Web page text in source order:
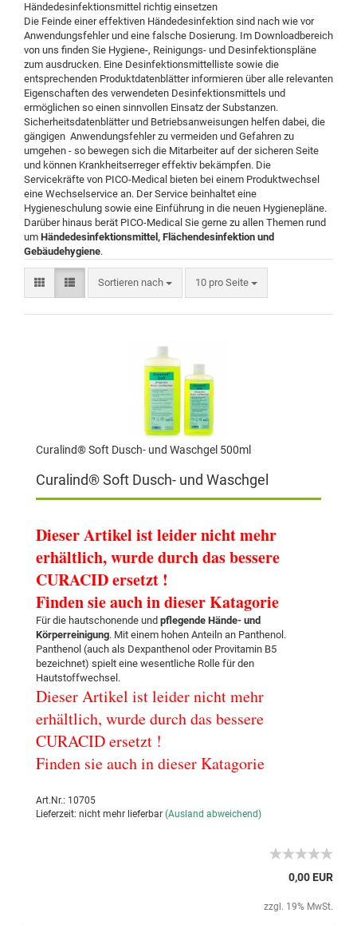
Händedesinfektionsmittel richtig einsetzen
Die Feinde einer effektiven Händedesinfektion sind nach wie vor
Anwendungsfehler und eine falsche Dosierung. Im Downloadbereich
von uns finden Sie Hygiene-, Reinigungs- und Desinfektionspläne
zum ausdrucken. Eine Desinfektionsmittelliste sowie die
entsprechenden Produktdatenblätter informieren über alle relevanten
Eigenschaften des verwendeten Desinfektionsmittels und
ermöglichen so einen sinnvollen Einsatz der Substanzen.
Sicherheitsdatenblätter und Betriebsanweisungen helfen dabei, die
gängigen Anwendungsfehler zu vermeiden und Gefahren zu
umgehen - so bewegen sich die Mitarbeiter auf der sicheren Seite
und können Krankheitserreger effektiv bekämpfen. Die
Servicekräfte von PICO-Medical bieten bei einem Produktwechsel
eine Wechselservice an. Der Service beinhaltet eine
Hygieneschulung sowie eine Einführung in die neuen Hygienepläne.
Darüber hinaus berät PICO-Medical Sie gerne zu allen Themen rund
um Händedesinfektionsmittel, Flächendesinfektion und
Gebäudehygiene.
Sortieren nach 10 pro Seite
Curalind® Soft Dusch- und Waschgel 500ml
Curalind® Soft Dusch- und Waschgel
Dieser Artikel ist leider nicht mehr
erhältlich, wurde durch das bessere
CURACID ersetzt !
Finden sie auch in dieser Katagorie
Für die hautschonende und pflegende Hände- und
Körperreinigung. Mit einem hohen Anteiln an Panthenol.
Panthenol (auch als Dexpanthenol oder Provitamin B5
bezeichnet) spielt eine wesentliche Rolle für den
Hautstoffwechsel.
Dieser Artikel ist leider nicht mehr
erhältlich, wurde durch das bessere
CURACID ersetzt !
Finden sie auch in dieser Katagorie
Art.Nr.: 10705
Lieferzeit: nicht mehr lieferbar (Ausland abweichend)
0,00 EUR
zzgl. 19% MwSt.